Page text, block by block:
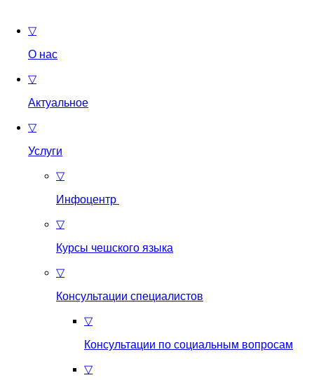
▽
О нас
▽
Актуальное
▽
Услуги
▽
Инфоцентр
▽
Курсы чешского языка
▽
Консультации специалистов
▽
Консультации по социальным вопросам
▽